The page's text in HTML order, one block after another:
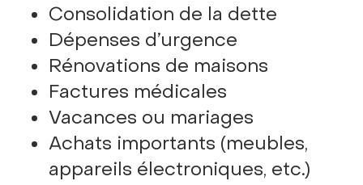
Consolidation de la dette
Dépenses d’urgence
Rénovations de maisons
Factures médicales
Vacances ou mariages
Achats importants (meubles,
appareils électroniques, etc.)